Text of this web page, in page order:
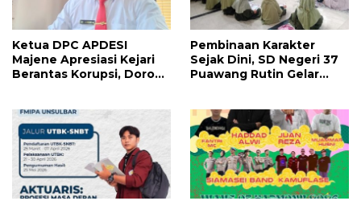
Ketua DPC APDESI
Majene Apresiasi Kejari
Berantas Korupsi, Dorong
Pembinaan Karakter
Sejak Dini, SD Negeri 37
Puawang Rutin Gelar